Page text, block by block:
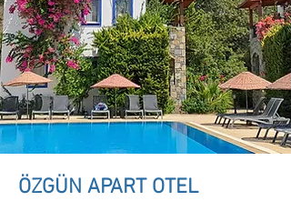
ÖZGÜN APART OTEL